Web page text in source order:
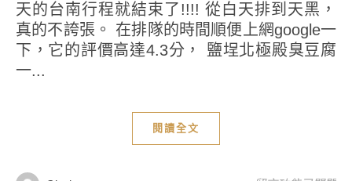
天的台南行程就結束了!!!! 從白天排到天黑，
真的不誇張。 在排隊的時間順便上網google一
下，它的評價高達4.3分， 鹽埕北極殿臭豆腐
一...
閱讀全文